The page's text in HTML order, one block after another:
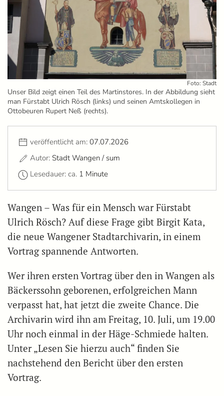
Foto: Stadt
Unser Bild zeigt einen Teil des Martinstores. In der Abbildung sieht
man Fürstabt Ulrich Rösch (links) und seinen Amtskollegen in
Ottobeuren Rupert Neß (rechts).
veröffentlicht am: 07.07.2026
Autor: Stadt Wangen / sum
Lesedauer: ca. 1 Minute
Wangen – Was für ein Mensch war Fürstabt
Ulrich Rösch? Auf diese Frage gibt Birgit Kata,
die neue Wangener Stadtarchivarin, in einem
Vortrag spannende Antworten.
Wer ihren ersten Vortrag über den in Wangen als
Bäckerssohn geborenen, erfolgreichen Mann
verpasst hat, hat jetzt die zweite Chance. Die
Archivarin wird ihn am Freitag, 10. Juli, um 19.00
Uhr noch einmal in der Häge-Schmiede halten.
Unter „Lesen Sie hierzu auch“ finden Sie
nachstehend den Bericht über den ersten
Vortrag.